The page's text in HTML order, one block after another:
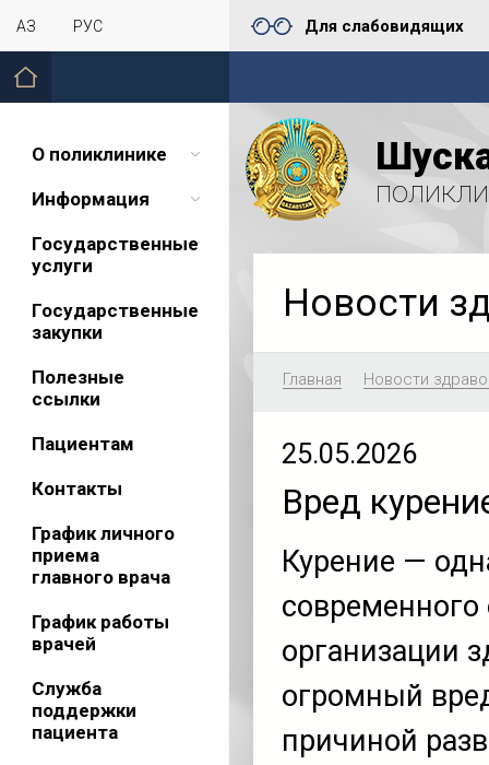
ҚАЗ РУС Для слабовидящих
О поликлинике
Информация
Государственные
услуги
Государственные
закупки
Полезные
ссылки
Пациентам
Контакты
График личного
приема
главного врача
График работы
врачей
Служба
поддержки
пациента
Новости
Главная Новости
25.05.2026
Вред
Курение —
организации
огромный
причиной